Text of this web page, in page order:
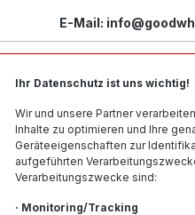
E-Mail:
Motorradreifen
Ihr Datenschutz ist uns wichtig!
Wir und unsere Partner
Inhalte zu optimieren und Ihre
Geräteeigenschaften zur
aufgeführten
Verarbeitungszwecke sind:
· Monitoring/Tracking